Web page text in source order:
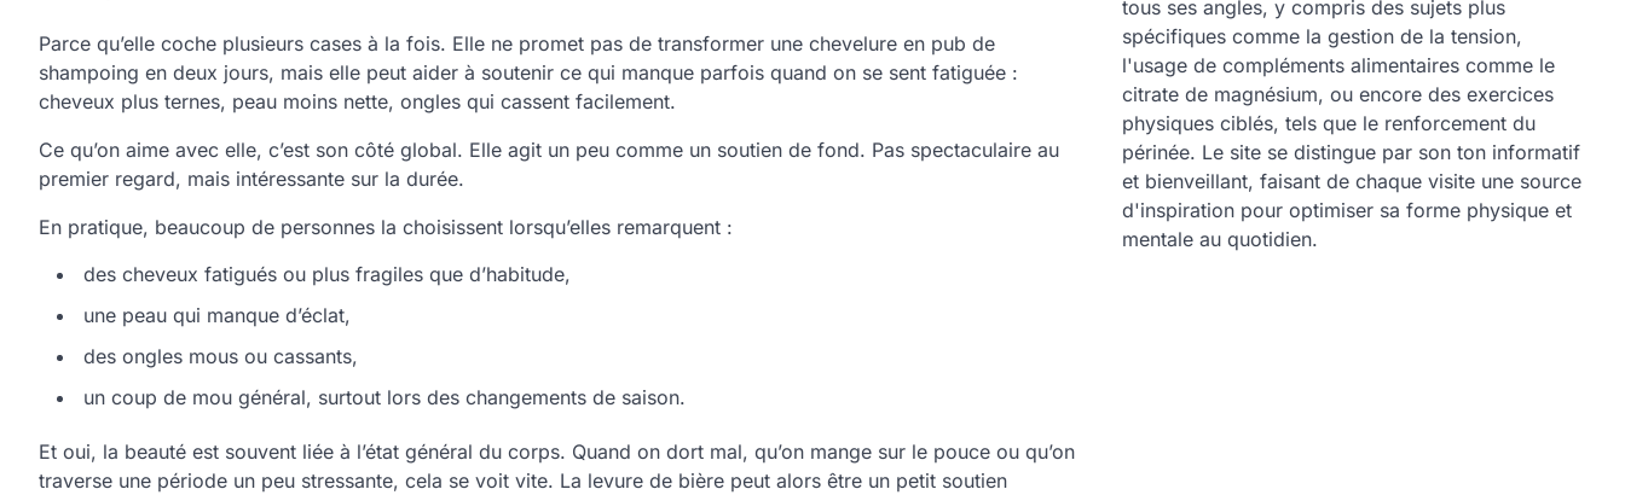
Parce qu’elle coche plusieurs cases à la fois. Elle ne promet pas de transformer une chevelure en pub de
shampoing en deux jours, mais elle peut aider à soutenir ce qui manque parfois quand on se sent fatiguée :
cheveux plus ternes, peau moins nette, ongles qui cassent facilement.
Ce qu’on aime avec elle, c’est son côté global. Elle agit un peu comme un soutien de fond. Pas spectaculaire au
premier regard, mais intéressante sur la durée.
En pratique, beaucoup de personnes la choisissent lorsqu’elles remarquent :
des cheveux fatigués ou plus fragiles que d’habitude,
une peau qui manque d’éclat,
des ongles mous ou cassants,
un coup de mou général, surtout lors des changements de saison.
Et oui, la beauté est souvent liée à l’état général du corps. Quand on dort mal, qu’on mange sur le pouce ou qu’on
traverse une période un peu stressante, cela se voit vite. La levure de bière peut alors être un petit soutien
tous ses angles, y compris des sujets plus
spécifiques comme la gestion de la tension,
l'usage de compléments alimentaires comme le
citrate de magnésium, ou encore des exercices
physiques ciblés, tels que le renforcement du
périnée. Le site se distingue par son ton informatif
et bienveillant, faisant de chaque visite une source
d'inspiration pour optimiser sa forme physique et
mentale au quotidien.